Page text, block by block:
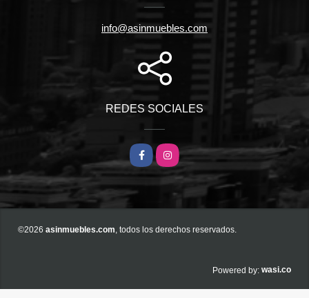
info@asinmuebles.com
REDES SOCIALES
FacebookInstagram
©2026 asinmuebles.com, todos los derechos reservados.
Powered by: wasi.co